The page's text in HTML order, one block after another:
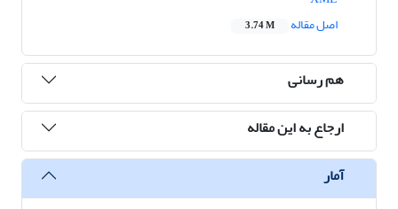
اصل مقاله
3.74 M
هم رسانی
ارجاع به این مقاله
آمار